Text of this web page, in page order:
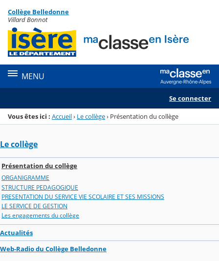
Menu de la rubrique
Contenu
Collège Belledonne
Villard Bonnot
MENU
Se connecter
Vous êtes ici : Accueil› Le collège› Présentation du collège
Le collège
Présentation du collège
ORGANIGRAMME
STRUCTURE PEDAGOGIQUE
PRESENTATION DU SERVICE VIE SCOLAIRE ET SES MISSIONS
LE SERVICE DE GESTION
Les engagements du collège
Actualités
Web-Radio du Collège Belledonne